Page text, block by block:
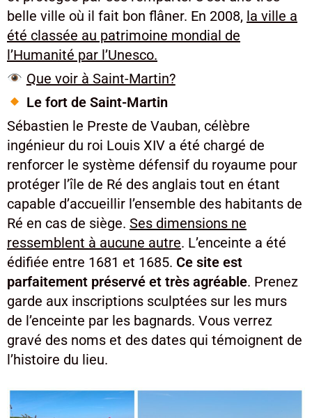
belle ville où il fait bon flâner. En 2008, la ville a
été classée au patrimoine mondial de
l’Humanité par l’Unesco.
Que voir à Saint-Martin?
Le fort de Saint-Martin
Sébastien le Preste de Vauban, célèbre
ingénieur du roi Louis XIV a été chargé de
renforcer le système défensif du royaume pour
protéger l’île de Ré des anglais tout en étant
capable d’accueillir l’ensemble des habitants de
Ré en cas de siège. Ses dimensions ne
ressemblent à aucune autre. L’enceinte a été
édifiée entre 1681 et 1685. Ce site est
parfaitement préservé et très agréable. Prenez
garde aux inscriptions sculptées sur les murs
de l’enceinte par les bagnards. Vous verrez
gravé des noms et des dates qui témoignent de
l’histoire du lieu.